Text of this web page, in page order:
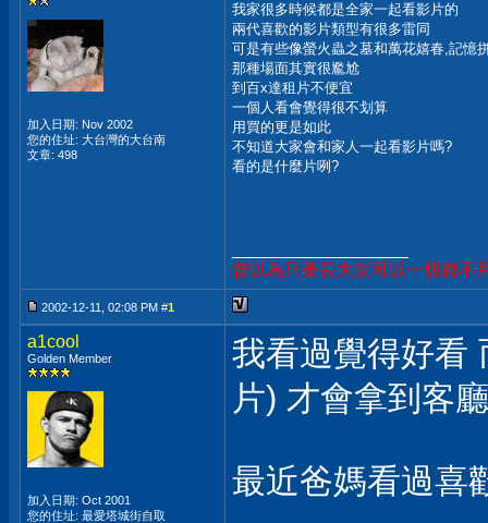
加入日期: Nov 2002
您的住址: 大台灣的大台南
文章: 498
我家很多時候都是全家一起看影片的
兩代喜歡的影片類型有很多雷同
可是有些像螢火蟲之墓和萬花嬉春,記憶
那種場面其實很尷尬
到百x達租片不便宜
一個人看會覺得很不划算
用買的更是如此
不知道大家會和家人一起看影片嗎?
看的是什麼片咧?
曾以為只要長大就可以一切都不
2002-12-11, 02:08 PM #1
a1cool
Golden Member
加入日期: Oct 2001
您的住址: 最愛塔城街自取
我看過覺得好看
片) 才會拿到客
最近爸媽看過喜